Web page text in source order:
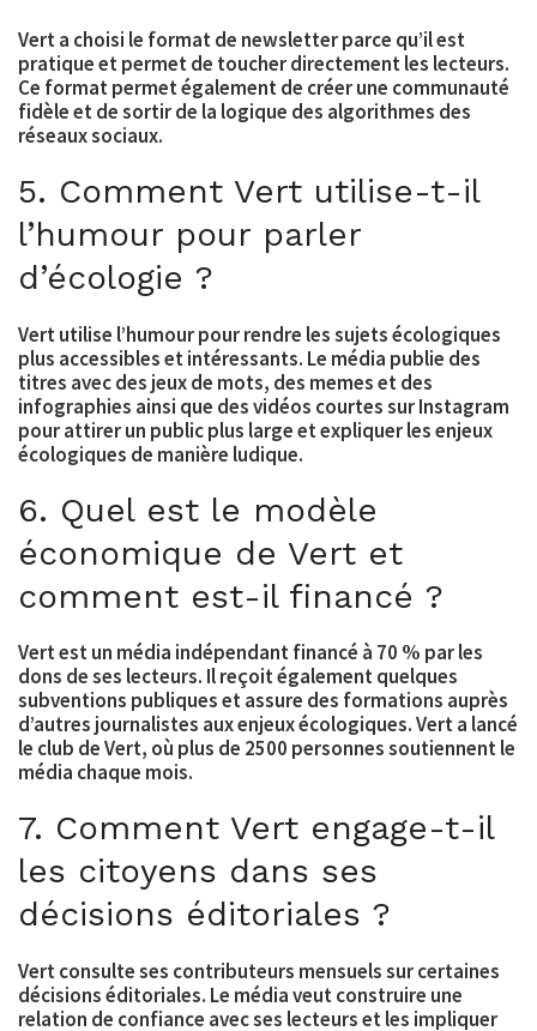
Vert a choisi le format de newsletter parce qu’il est
pratique et permet de toucher directement les lecteurs.
Ce format permet également de créer une communauté
fidèle et de sortir de la logique des algorithmes des
réseaux sociaux.
5. Comment Vert utilise-t-il
l’humour pour parler
d’écologie ?
Vert utilise l’humour pour rendre les sujets écologiques
plus accessibles et intéressants. Le média publie des
titres avec des jeux de mots, des memes et des
infographies ainsi que des vidéos courtes sur Instagram
pour attirer un public plus large et expliquer les enjeux
écologiques de manière ludique.
6. Quel est le modèle
économique de Vert et
comment est-il financé ?
Vert est un média indépendant financé à 70 % par les
dons de ses lecteurs. Il reçoit également quelques
subventions publiques et assure des formations auprès
d’autres journalistes aux enjeux écologiques. Vert a lancé
le club de Vert, où plus de 2500 personnes soutiennent le
média chaque mois.
7. Comment Vert engage-t-il
les citoyens dans ses
décisions éditoriales ?
Vert consulte ses contributeurs mensuels sur certaines
décisions éditoriales. Le média veut construire une
relation de confiance avec ses lecteurs et les impliquer